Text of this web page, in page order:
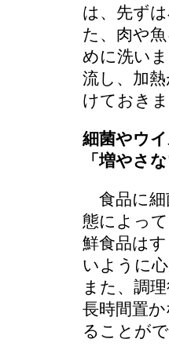
は、先ず
た、肉や
めに洗い
流し、加
けておき
細菌やウ
「増やさ
食品に細
態によっ
鮮食品は
いように
また、調
長時間置
ることが